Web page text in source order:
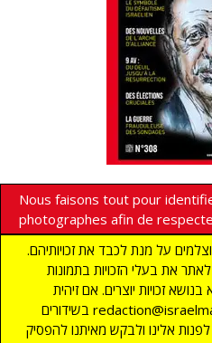
Nous faisons tout pour
photographes afin de
על מנת לכבד את זכויותיהם.
לאתר את בעלי הזכויות בתמונות
אלינו כנדרש בסעיף 27א בנושא זכויות יוצרים. אם זיהית
בשידורים redaction@israelmagazine.co.il שלנו תמונה שאתה
לפנות אלינו ולבקש מאיתנו להפסיק